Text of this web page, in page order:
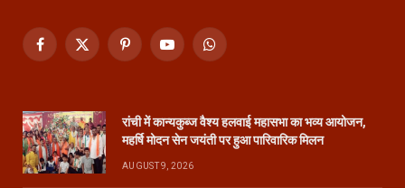
Facebook
X
PinterestYouTubeWhatsApp
रांची में कान्यकुब्ज वैश्य हलवाई महासभा का भव्य आयोजन,
महर्षि मोदन सेन जयंती पर हुआ पारिवारिक मिलन
AUGUST 9, 2026